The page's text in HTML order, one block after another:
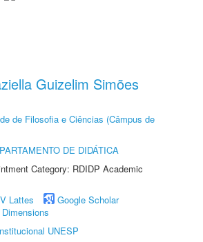
Guizelim Simões
de Filosofia e Ciências (Câmpus de
DE DIDÁTICA
Category: RDIDP Academic
Lattes
Google Scholar
Dimensions
UNESP